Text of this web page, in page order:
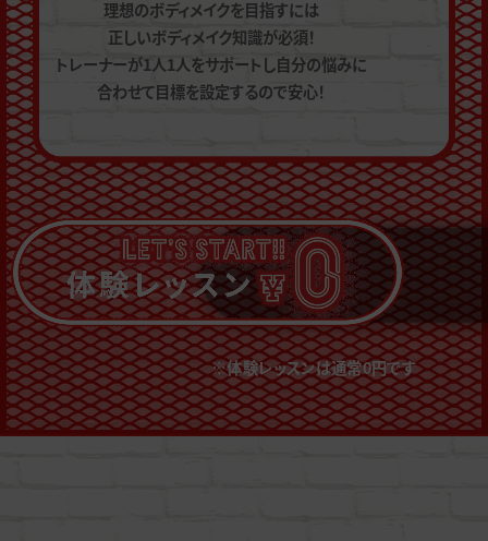
理想のボディメイクを目指すには
正しいボディメイク知識が必須！
トレーナーが1人1人をサポートし自分の悩みに
合わせて目標を設定するので安心！
※体験レッスンは通常0円です